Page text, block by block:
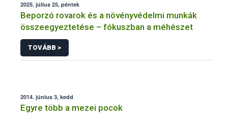
2025. július 25, péntek
Beporzó rovarok és a növényvédelmi munkák
összeegyeztetése – fókuszban a méhészet
TOVÁBB >
2014. június 3, kedd
Egyre több a mezei pocok